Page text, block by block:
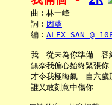
     曲︰林一峰
     詞︰
因葵
     編︰
ALEX SAN @
我　從未為你準備　容
     無奈我偏心始終緊張你
才令我極晦氣　自六歲
     誰又敢刻意中傷你